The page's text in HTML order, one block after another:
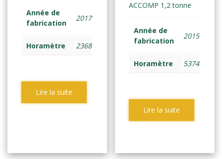
Année de
fabrication
2017
Horamètre 2368
Lire la suite
ACCOMP 1,2 tonne
Année de
fabrication
2015
Horamètre 5374
Lire la suite